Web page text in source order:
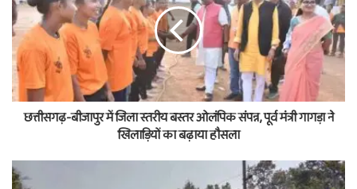
छत्तीसगढ़-बीजापुर में जिला स्तरीय बस्तर ओलंपिक संपन्न, पूर्व मंत्री गागड़ा ने
खिलाड़ियों का बढ़ाया हौसला